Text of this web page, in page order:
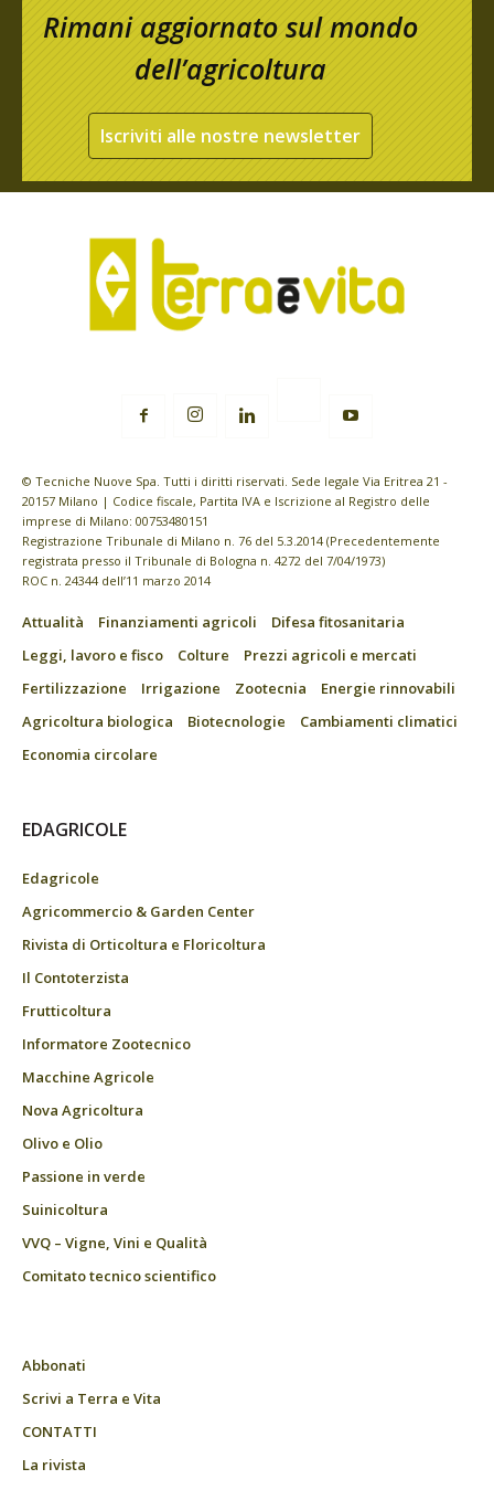
Rimani aggiornato sul mondo
dell’agricoltura
Iscriviti alle nostre newsletter
© Tecniche Nuove Spa. Tutti i diritti riservati. Sede legale Via Eritrea 21 -
20157 Milano | Codice fiscale, Partita IVA e Iscrizione al Registro delle
imprese di Milano: 00753480151
Registrazione Tribunale di Milano n. 76 del 5.3.2014 (Precedentemente
registrata presso il Tribunale di Bologna n. 4272 del 7/04/1973)
ROC n. 24344 dell’11 marzo 2014
Attualità Finanziamenti agricoli
Difesa fitosanitaria
Leggi, lavoro e fisco
Colture
Prezzi agricoli e mercati
Fertilizzazione
Irrigazione Zootecnia
Energie rinnovabili
Agricoltura biologica
Biotecnologie
Cambiamenti climatici
Economia circolare
EDAGRICOLE
Edagricole
Agricommercio & Garden Center
Rivista di Orticoltura e Floricoltura
Il Contoterzista
Frutticoltura
Informatore Zootecnico
Macchine Agricole
Nova Agricoltura
Olivo e Olio
Passione in verde
Suinicoltura
VVQ – Vigne, Vini e Qualità
Comitato tecnico scientifico
Abbonati
Scrivi a Terra e Vita
CONTATTI
La rivista